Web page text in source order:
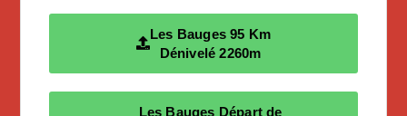
Les Bauges 95 Km
Dénivelé 2260m
Les Bauges Départ de